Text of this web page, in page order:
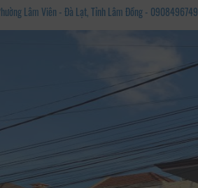
Lâm Viên - Đà Lạt, Tỉnh Lâm Đồng - 0908496749